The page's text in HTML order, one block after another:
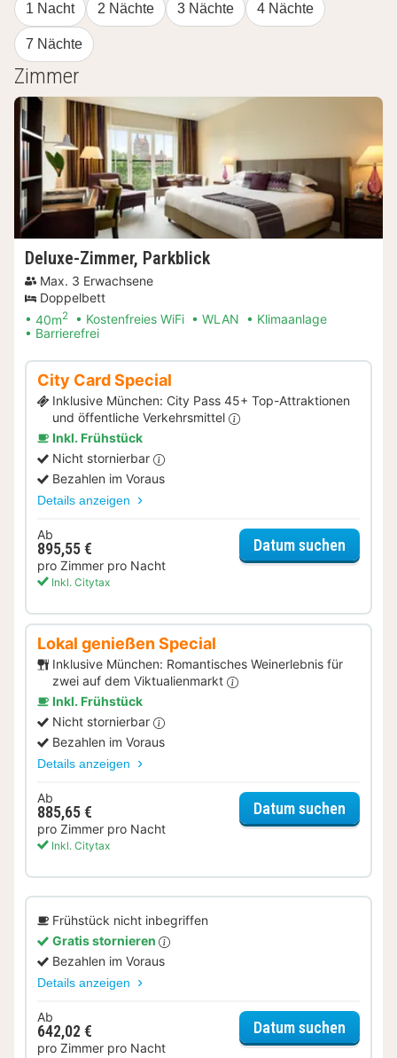
1 Nacht 2 Nächte 3 Nächte 4 Nächte
7 Nächte
Zimmer
Deluxe-Zimmer, Parkblick
Max. 3 Erwachsene
Doppelbett
40m2 Kostenfreies WiFi WLAN
Klimaanlage
Barrierefrei
City Card Special
Inklusive München: City Pass 45+ Top-Attraktionen
und öffentliche Verkehrsmittel
Inkl. Frühstück
Nicht stornierbar
Bezahlen im Voraus
Details anzeigen
Ab
895,55 €
pro Zimmer pro Nacht
Inkl. Citytax
Datum suchen
Lokal genießen Special
Inklusive München: Romantisches Weinerlebnis für
zwei auf dem Viktualienmarkt
Inkl. Frühstück
Nicht stornierbar
Bezahlen im Voraus
Details anzeigen
Ab
885,65 €
pro Zimmer pro Nacht
Inkl. Citytax
Datum suchen
Frühstück nicht inbegriffen
Gratis stornieren
Bezahlen im Voraus
Details anzeigen
Ab
642,02 €
pro Zimmer pro Nacht
Datum suchen